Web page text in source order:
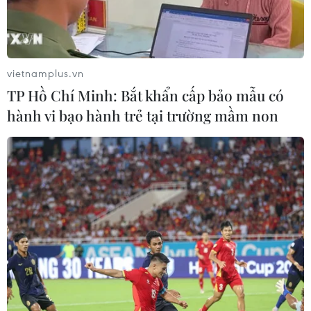
Lần đầu tiên tổ chức Festival Võ
thuật quốc tế tại Hoàng thành Thăng
Long
07/08/2026 15:36
Sân chơi học đường giúp học sinh
rèn kỹ năng sống qua từng bước
nhảy
07/08/2026 11:38
Xem trực tiếp Việt Nam-Campuchia
tại ASEAN Cup 2026 trên kênh nào?
07/08/2026 09:49
vietnamplus.vn
TP Hồ Chí Minh: Bắt khẩn cấp bảo mẫu có
hành vi bạo hành trẻ tại trường mầm non